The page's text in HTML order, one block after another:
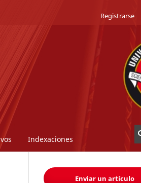
Indexaciones
Registrarse
Enviar un artículo